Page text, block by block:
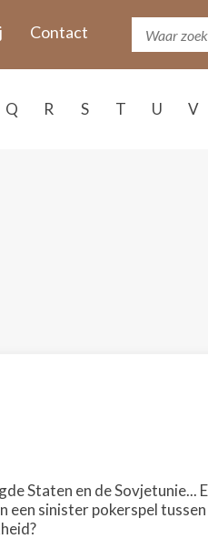
Contact
Q R S T U V
Staten en de Sovjetunie...
een sinister pokerspel